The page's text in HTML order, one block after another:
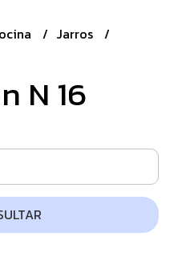
Jarros
N 16